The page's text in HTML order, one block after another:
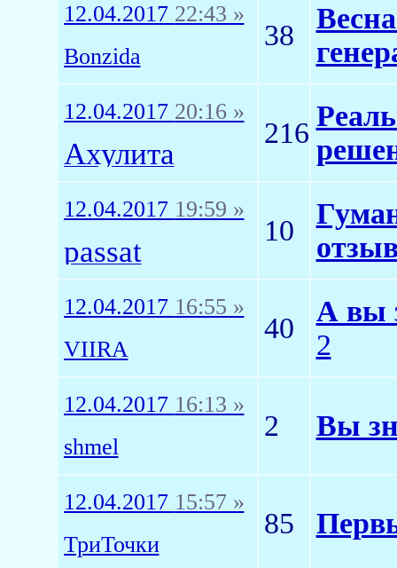
12.04.2017 22:43 »
Bonzida
38
12.04.2017 20:16 »
Ахулита
216
12.04.2017 19:59 »
passat
10
12.04.2017 16:55 »
VIIRA
40
А вы
2
12.04.2017 16:13 »
shmel
2 Вы
12.04.2017 15:57 »
ТриТочки
85